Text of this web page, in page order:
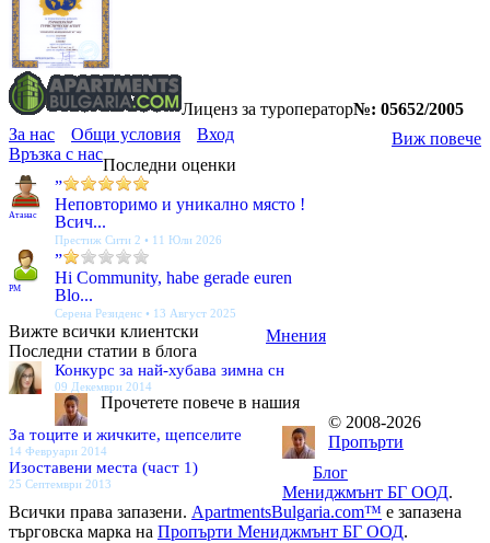
Лиценз за туроператор№: 05652/2005
Виж повече
За нас Общи условия
Вход
Връзка с нас
Последни оценки
Атанас
”
Неповторимо и уникално място !
Всич...
Престиж Сити 2 • 11 Юли 2026
PM
”
Hi Community, habe gerade euren
Blo...
Серена Резиденс • 13 Август 2025
Мнения
Вижте всички клиентски
Последни статии в блога
Конкурс за най-хубава зимна сн
09 Декември 2014
За тоците и жичките, щепселите
14 Февруари 2014
Изоставени места (част 1)
25 Септември 2013
Блог
Прочетете повече в нашия
© 2008-2026
Пропърти
Мениджмънт БГ ООД.
Всички права запазени. ApartmentsBulgaria.com™ е запазена
търговска марка на Пропърти Мениджмънт БГ ООД.